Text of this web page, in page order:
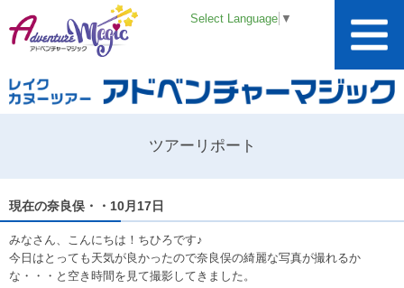
Select Language ▼
ツアーリポート
現在の奈良俣・・10月17日
みなさん、こんにちは！ちひろです♪
今日はとっても天気が良かったので奈良俣の綺麗な写真が撮れるか
な・・・と空き時間を見て撮影してきました。